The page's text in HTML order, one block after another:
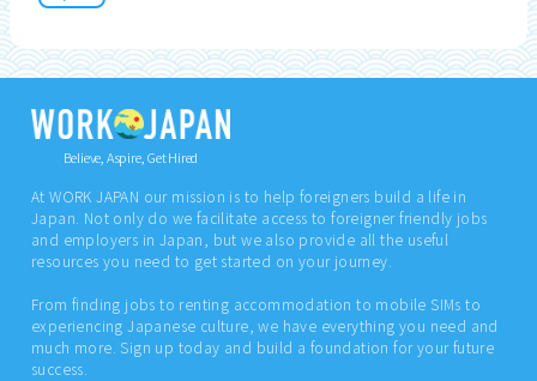
Believe, Aspire, Get Hired
At WORK JAPAN our mission is to help foreigners build a life in
Japan. Not only do we facilitate access to foreigner friendly jobs
and employers in Japan, but we also provide all the useful
resources you need to get started on your journey.
From finding jobs to renting accommodation to mobile SIMs to
experiencing Japanese culture, we have everything you need and
much more. Sign up today and build a foundation for your future
success.